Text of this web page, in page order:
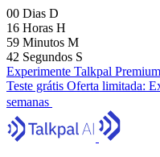
00 Dias D
16 Horas H
59 Minutos M
41 Segundos S
Experimente Talkpal
Teste grátis Oferta limitada:
semanas